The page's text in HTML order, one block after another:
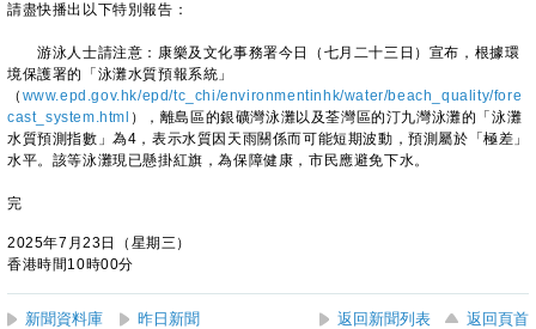
請盡快播出以下特別報告：
游泳人士請注意：康樂及文化事務署今日（七月二十三日）宣布，根據環
境保護署的「泳灘水質預報系統」
（ www.epd.gov.hk/epd/tc_chi/environmentinhk/water/beach_quality/fore
cast_system.html ），離島區的銀礦灣泳灘以及荃灣區的汀九灣泳灘的「泳灘
水質預測指數」為4，表示水質因天雨關係而可能短期波動，預測屬於「極差」
水平。該等泳灘現已懸掛紅旗，為保障健康，市民應避免下水。
完
2025年7月23日（星期三）
香港時間10時00分
新聞資料庫 昨日新聞 返回新聞列表
返回頁首